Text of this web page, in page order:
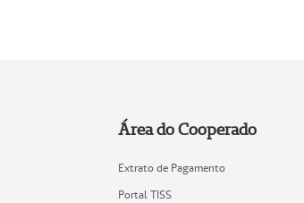
Área do Cooperado
Extrato de Pagamento
Portal TISS